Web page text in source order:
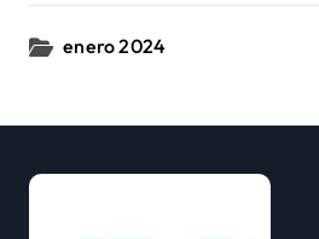
enero 2024